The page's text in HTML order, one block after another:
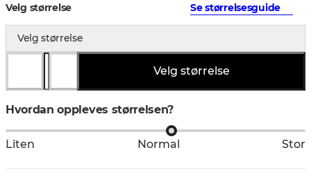
Velg størrelse Se størrelsesguide
Velg størrelse
Velg størrelse
Hvordan oppleves størrelsen?
Liten Normal Stor